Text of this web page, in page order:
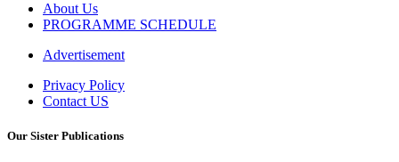
About Us
PROGRAMME SCHEDULE
Advertisement
Privacy Policy
Contact US
Our Sister Publications